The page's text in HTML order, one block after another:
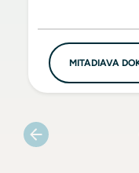
MITADIAVA